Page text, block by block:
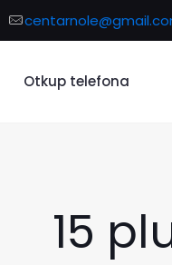
Otkup telefona
15